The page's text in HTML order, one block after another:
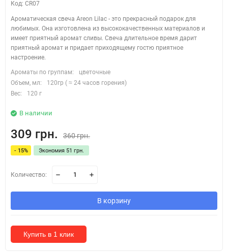
Код: CR07
Ароматическая свеча Areon Lilac - это прекрасный подарок для
любимых. Она изготовлена из высококачественных материалов и
имеет приятный аромат сливы. Свеча длительное время дарит
приятный аромат и придает приходящему гостю приятное
настроение.
Ароматы по группам:
цветочные
Объем, мл:
120гр ( ≈ 24 часов горения)
Вес:
120 г
В наличии
309 грн. 360 грн.
- 15% Экономия 51 грн.
Количество:
В корзину
Купить в 1 клик